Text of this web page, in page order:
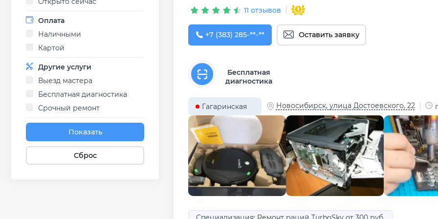
Оплата
Наличными
Картой
Другие услуги
Выезд мастера
Бесплатная диагностика
Срочный ремонт
Показать
Сброс
11 отзывов
+7 (383) 285-96-21
+7 (383) 285-**-** Оставить заявку
Бесплатная
диагностика
Гагаринская Новосибирск, улица Достоевского, 22